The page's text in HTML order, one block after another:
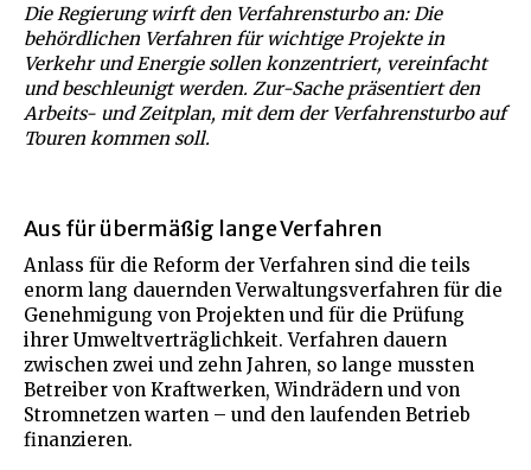
Die Regierung wirft den Verfahrensturbo an: Die
behördlichen Verfahren für wichtige Projekte in
Verkehr und Energie sollen konzentriert, vereinfacht
und beschleunigt werden. Zur-Sache präsentiert den
Arbeits- und Zeitplan, mit dem der Verfahrensturbo auf
Touren kommen soll.
Aus für übermäßig lange Verfahren
Anlass für die Reform der Verfahren sind die teils
enorm lang dauernden Verwaltungsverfahren für die
Genehmigung von Projekten und für die Prüfung
ihrer Umweltverträglichkeit. Verfahren dauern
zwischen zwei und zehn Jahren, so lange mussten
Betreiber von Kraftwerken, Windrädern und von
Stromnetzen warten – und den laufenden Betrieb
finanzieren.